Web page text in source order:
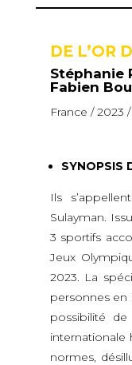
DE L’OR
Stéphanie
Fabien
France / 2023 /
SYNOPSIS
Ils
Sulayman.
3 sportifs
Jeux
2023. La
personnes en
possibilité
normes,